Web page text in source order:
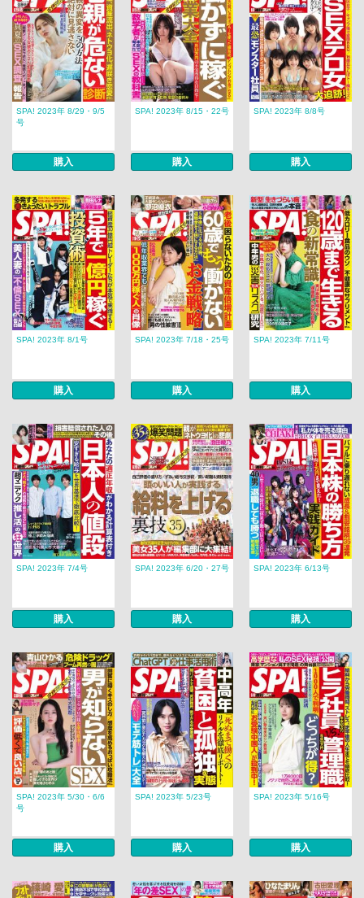
SPA! 2023年 8/29・9/5
号
購入
SPA! 2023年 8/15・22号
購入
SPA! 2023年 8/8号
購入
SPA! 2023年 8/1号
購入
SPA! 2023年 7/18・25号
購入
SPA! 2023年 7/11号
購入
SPA! 2023年 7/4号
購入
SPA! 2023年 6/20・27号
購入
SPA! 2023年 6/13号
購入
SPA! 2023年 5/30・6/6
号
購入
SPA! 2023年 5/23号
購入
SPA! 2023年 5/16号
購入